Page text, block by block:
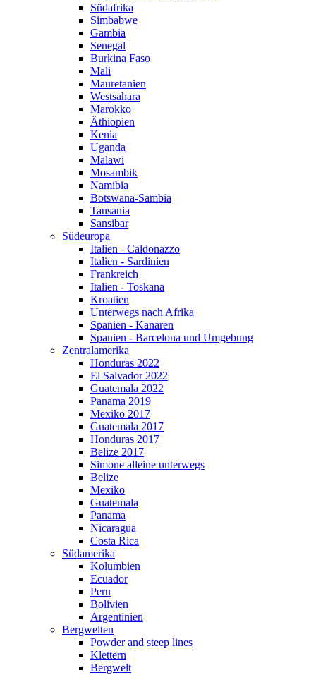
Südafrika
Simbabwe
Gambia
Senegal
Burkina Faso
Mali
Mauretanien
Westsahara
Marokko
Äthiopien
Kenia
Uganda
Malawi
Mosambik
Namibia
Botswana-Sambia
Tansania
Sansibar
Südeuropa
Italien - Caldonazzo
Italien - Sardinien
Frankreich
Italien - Toskana
Kroatien
Unterwegs nach Afrika
Spanien - Kanaren
Spanien - Barcelona und Umgebung
Zentralamerika
Honduras 2022
El Salvador 2022
Guatemala 2022
Panama 2019
Mexiko 2017
Guatemala 2017
Honduras 2017
Belize 2017
Simone alleine unterwegs
Belize
Mexiko
Guatemala
Panama
Nicaragua
Costa Rica
Südamerika
Kolumbien
Ecuador
Peru
Bolivien
Argentinien
Bergwelten
Powder and steep lines
Klettern
Bergwelt